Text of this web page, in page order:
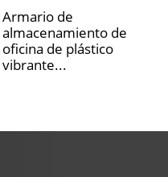
Armario de
almacenamiento de
oficina de plástico
vibrante...